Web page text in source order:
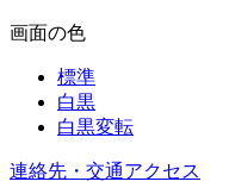
画面の色
標準
白黒
白黒変転
連絡先・交通アクセス